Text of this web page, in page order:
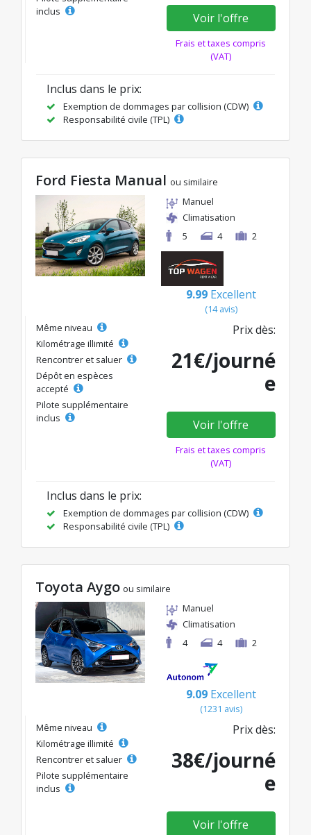
inclus
Voir l'offre
Frais et taxes compris
(VAT)
Inclus dans le prix:
Exemption de dommages par collision (CDW)
Responsabilité civile (TPL)
Ford Fiesta Manual ou similaire
Manuel
Climatisation
5
4 2
9.99 Excellent
(14 avis)
Même niveau
Kilométrage illimité
Rencontrer et saluer
Dépôt en espèces
accepté
Pilote supplémentaire
inclus
Prix dès:
21€/journé
e
Voir l'offre
Frais et taxes compris
(VAT)
Inclus dans le prix:
Exemption de dommages par collision (CDW)
Responsabilité civile (TPL)
Toyota Aygo ou similaire
Manuel
Climatisation
4
4 2
9.09 Excellent
(1231 avis)
Même niveau
Kilométrage illimité
Rencontrer et saluer
Pilote supplémentaire
inclus
Prix dès:
38€/journé
e
Voir l'offre